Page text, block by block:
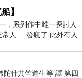
】
，系列作中唯一探討人
人──發瘋了 此外有人
心
什共竺道生等 譯 第四